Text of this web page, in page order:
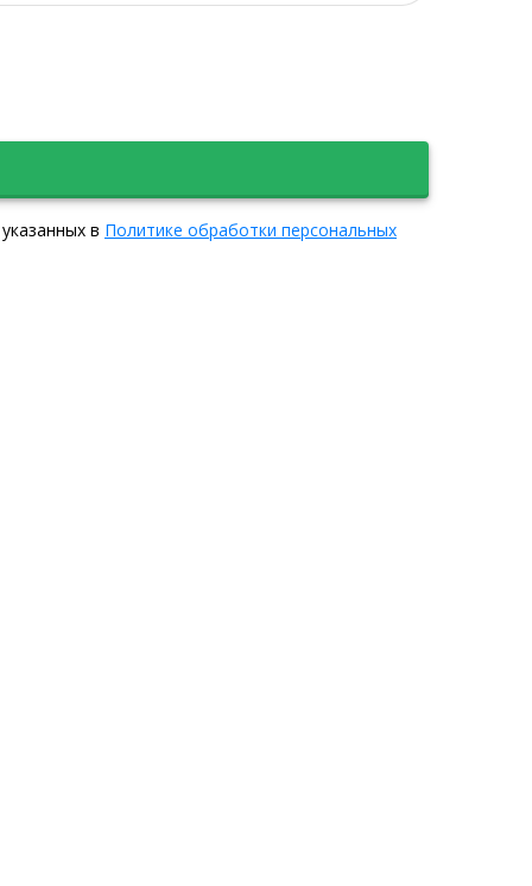
в Политике обработки персональных